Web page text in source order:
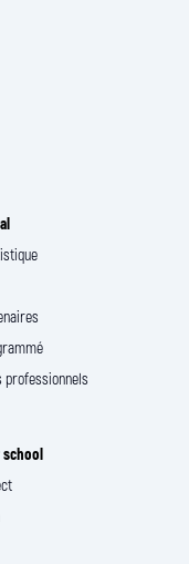
professionnels